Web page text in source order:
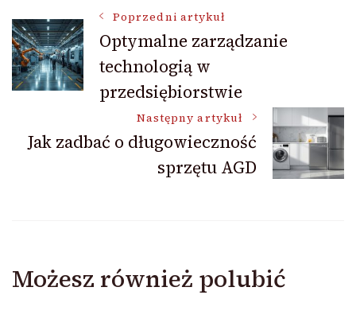
Nawigacja
wpisu
Poprzedni artykuł
Optymalne zarządzanie
technologią w
przedsiębiorstwie
Następny artykuł
Jak zadbać o długowieczność
sprzętu AGD
Możesz również polubić